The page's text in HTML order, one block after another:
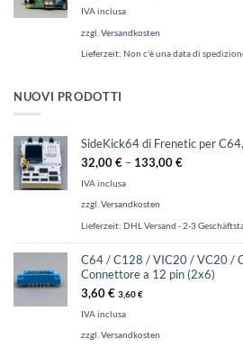
IVA inclusa
zzgl. Versandkosten
Lieferzeit: Non c'è una data di
NUOVI PRODOTTI
SideKick64 di Frenetic per
32,00€ – 133,00€
IVA inclusa
zzgl.Versandkosten
Lieferzeit: DHL Versand - 2-3
C64 / C128 / VIC20 / VC20 /
Connettore a 12 pin (2x6)
3,60€ 3,60€
IVA inclusa
zzgl. Versandkosten